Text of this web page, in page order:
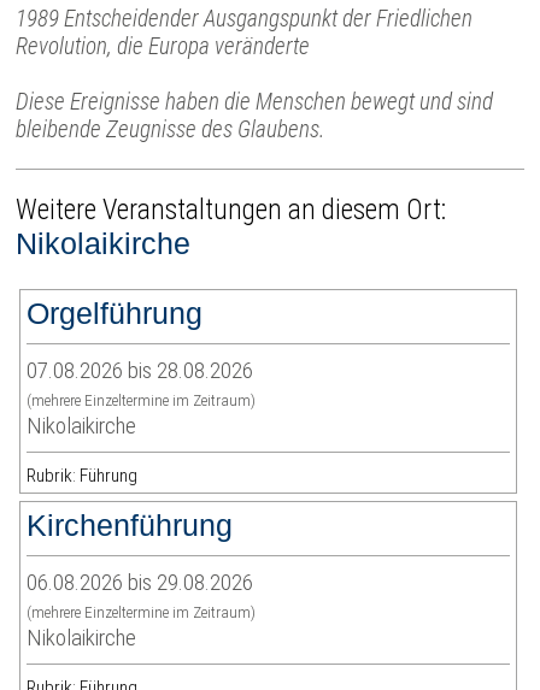
1989 Entscheidender Ausgangspunkt der Friedlichen
Revolution, die Europa veränderte
Diese Ereignisse haben die Menschen bewegt und sind
bleibende Zeugnisse des Glaubens.
Weitere Veranstaltungen an diesem Ort:
Nikolaikirche
Orgelführung
07.08.2026 bis 28.08.2026
(mehrere Einzeltermine im Zeitraum)
Nikolaikirche
Rubrik: Führung
Kirchenführung
06.08.2026 bis 29.08.2026
(mehrere Einzeltermine im Zeitraum)
Nikolaikirche